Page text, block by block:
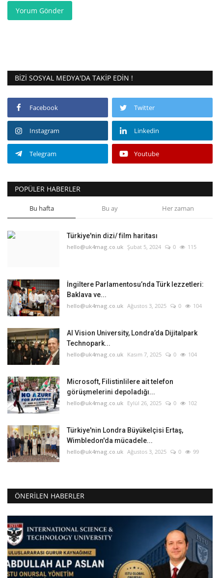
Yorum Gönder
BIZI SOSYAL MEDYA'DA TAKIP EDIN !
Facebook Twitter
Instagram Linkedin
Telegram Youtube
POPÜLER HABERLER
Bu hafta Bu ay Her zaman
Türkiye'nin dizi/ film haritası
hello@uk4mag.co.uk Şubat 5, 2024 0 115
İngiltere Parlamentosu’nda Türk lezzetleri:
Baklava ve...
hello@uk4mag.co.uk Ağustos 3, 2025 0 104
AI Vision University, Londra’da Dijitalpark
Technopark...
hello@uk4mag.co.uk Kasım 7, 2025 0 104
Microsoft, Filistinlilere ait telefon
görüşmelerini depoladığı...
hello@uk4mag.co.uk Eylül 26, 2025 0 102
Türkiye'nin Londra Büyükelçisi Ertaş,
Wimbledon'da mücadele...
hello@uk4mag.co.uk Ağustos 3, 2025 0 99
ÖNERILEN HABERLER